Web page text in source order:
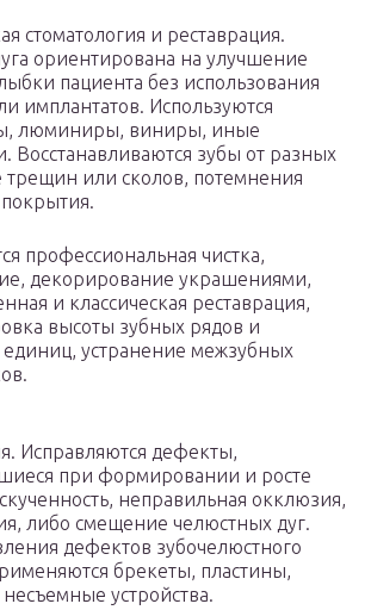
стоматология и реставрация.
ориентирована на улучшение
пациента без использования
имплантатов. Используются
люминиры, виниры, иные
Восстанавливаются зубы от разных
трещин или сколов, потемнения
профессиональная чистка,
декорирование украшениями,
и классическая реставрация,
высоты зубных рядов и
устранение межзубных
Исправляются дефекты,
при формировании и росте
неправильная окклюзия,
либо смещение челюстных дуг.
дефектов зубочелюстного
брекеты, пластины,
устройства.